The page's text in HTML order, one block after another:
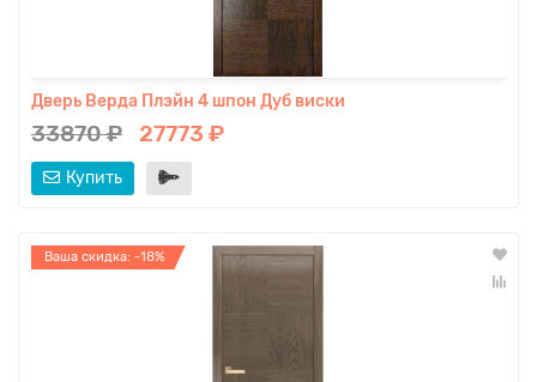
Дверь Верда Плэйн 4 шпон Дуб виски
33870 ₽ 27773 ₽
Купить
Ваша скидка: -18%